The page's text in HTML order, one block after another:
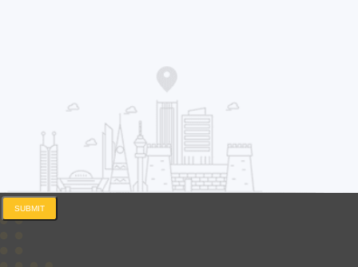
SUBMIT